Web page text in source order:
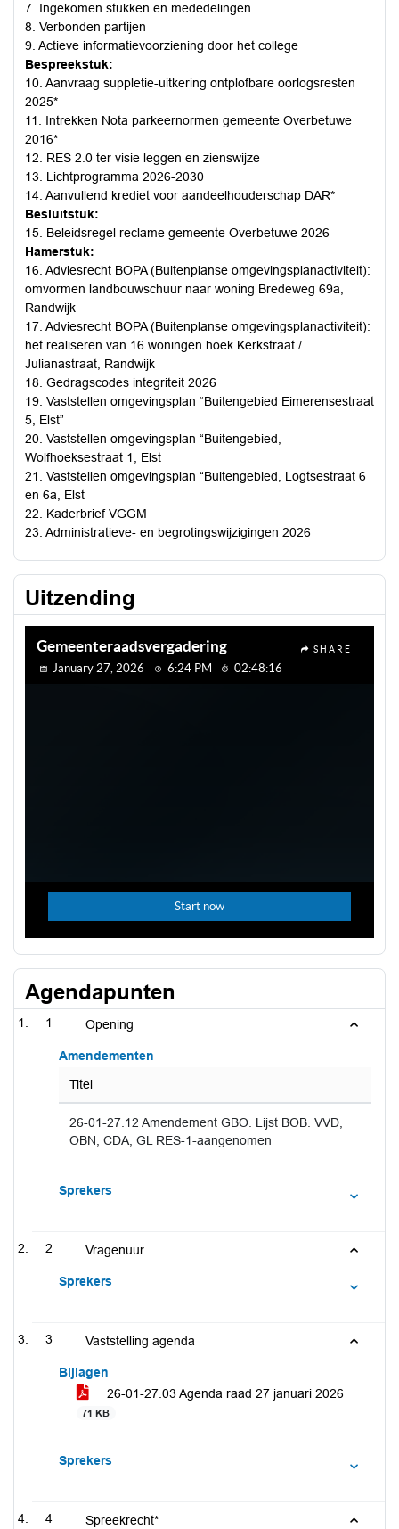
7. Ingekomen stukken en mededelingen
8. Verbonden partijen
9. Actieve informatievoorziening door het college
Bespreekstuk:
10. Aanvraag suppletie-uitkering ontplofbare oorlogsresten
2025*
11. Intrekken Nota parkeernormen gemeente Overbetuwe
2016*
12. RES 2.0 ter visie leggen en zienswijze
13. Lichtprogramma 2026-2030
14. Aanvullend krediet voor aandeelhouderschap DAR*
Besluitstuk:
15. Beleidsregel reclame gemeente Overbetuwe 2026
Hamerstuk:
16. Adviesrecht BOPA (Buitenplanse omgevingsplanactiviteit):
omvormen landbouwschuur naar woning Bredeweg 69a,
Randwijk
17. Adviesrecht BOPA (Buitenplanse omgevingsplanactiviteit):
het realiseren van 16 woningen hoek Kerkstraat /
Julianastraat, Randwijk
18. Gedragscodes integriteit 2026
19. Vaststellen omgevingsplan “Buitengebied Eimerensestraat
5, Elst”
20. Vaststellen omgevingsplan “Buitengebied,
Wolfhoeksestraat 1, Elst
21. Vaststellen omgevingsplan “Buitengebied, Logtsestraat 6
en 6a, Elst
22. Kaderbrief VGGM
23. Administratieve- en begrotingswijzigingen 2026
Uitzending
Agendapunten
1 Opening
Amendementen
Titel
26-01-27.12 Amendement GBO. Lijst BOB. VVD,
OBN, CDA, GL RES-1-aangenomen
Sprekers
2 Vragenuur
Sprekers
3 Vaststelling agenda
Bijlagen
26-01-27.03 Agenda raad 27 januari 2026
71 KB
Sprekers
4 Spreekrecht*